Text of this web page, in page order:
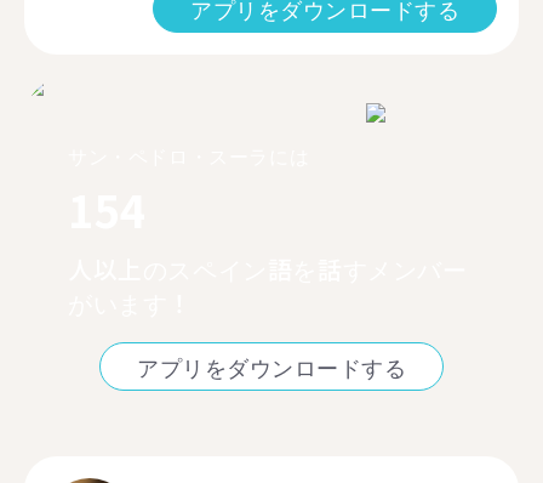
アプリをダウンロードする
アプリをダウンロードする